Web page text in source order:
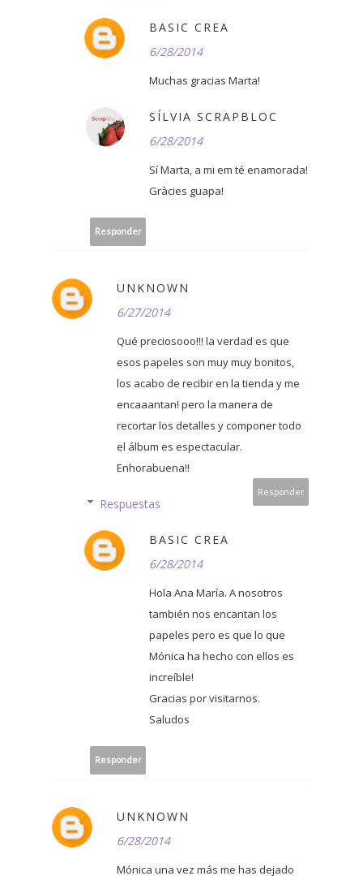
BASIC CREA
6/28/2014
Muchas gracias Marta!
SÍLVIA SCRAPBLOC
6/28/2014
Sí Marta, a mi em té enamorada!
Gràcies guapa!
Responder
UNKNOWN
6/27/2014
Qué preciosooo!!! la verdad es que
esos papeles son muy muy bonitos,
los acabo de recibir en la tienda y me
encaaantan! pero la manera de
recortar los detalles y componer todo
el álbum es espectacular.
Enhorabuena!!
Responder
Respuestas
BASIC CREA
6/28/2014
Hola Ana María. A nosotros
también nos encantan los
papeles pero es que lo que
Mónica ha hecho con ellos es
increíble!
Gracias por visitarnos.
Saludos
Responder
UNKNOWN
6/28/2014
Mónica una vez más me has dejado